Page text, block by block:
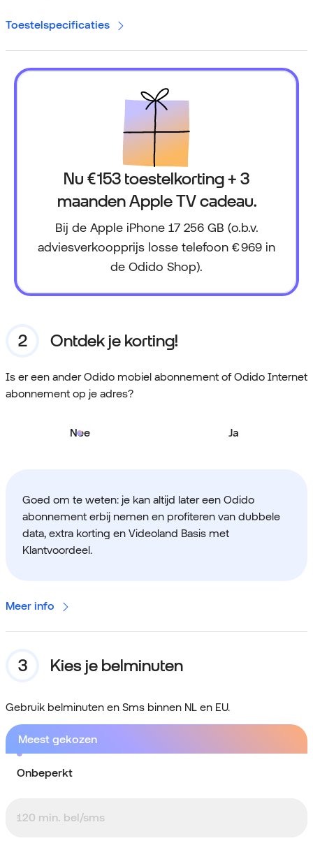
Toestelspecificaties
Nu € 153 toestelkorting + 3
maanden Apple TV cadeau.
Bij de Apple iPhone 17 256 GB (o.b.v.
adviesverkoopprijs losse telefoon € 969 in
de Odido Shop).
Ontdek je korting!
Is er een ander Odido mobiel abonnement of Odido Internet
abonnement op je adres?
Nee Ja
Goed om te weten: je kan altijd later een Odido
abonnement erbij nemen en profiteren van dubbele
data, extra korting en Videoland Basis met
Klantvoordeel.
Meer info
Kies je belminuten
Gebruik belminuten en Sms binnen NL en EU.
Meest gekozen
Onbeperkt
120 min. bel/sms